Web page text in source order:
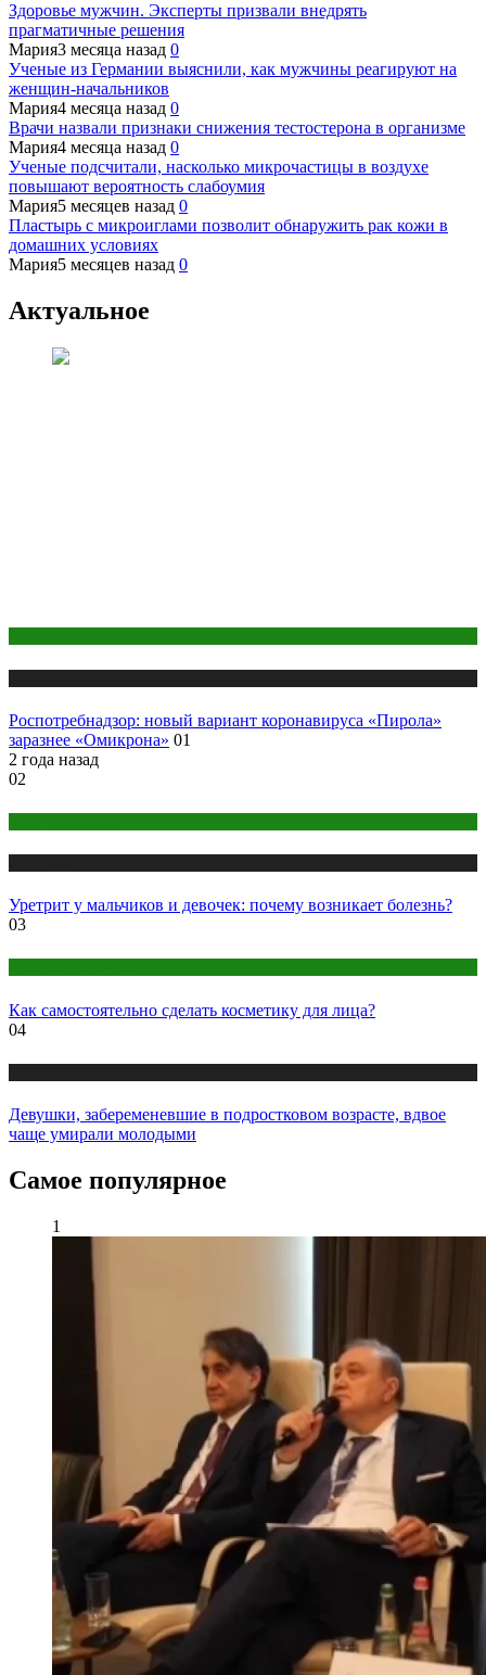
Здоровье мужчин. Эксперты призвали внедрять
прагматичные решения
Мария3 месяца назад 0
Ученые из Германии выяснили, как мужчины реагируют на
женщин-начальников
Мария4 месяца назад 0
Врачи назвали признаки снижения тестостерона в организме
Мария4 месяца назад 0
Ученые подсчитали, насколько микрочастицы в воздухе
повышают вероятность слабоумия
Мария5 месяцев назад 0
Пластырь с микроиглами позволит обнаружить рак кожи в
домашних условиях
Мария5 месяцев назад 0
Актуальное
Роспотребнадзор: новый вариант коронавируса «Пирола»
заразнее «Омикрона» 01
2 года назад
02
Уретрит у мальчиков и девочек: почему возникает болезнь?
03
Как самостоятельно сделать косметику для лица?
04
Девушки, забеременевшие в подростковом возрасте, вдвое
чаще умирали молодыми
Самое популярное
1